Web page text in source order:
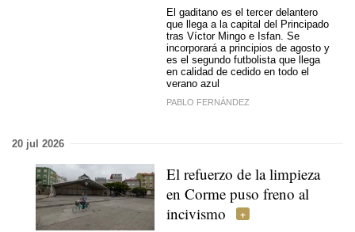
El gaditano es el tercer delantero
que llega a la capital del Principado
tras Víctor Mingo e Isfan. Se
incorporará a principios de agosto y
es el segundo futbolista que llega
en calidad de cedido en todo el
verano azul
PABLO FERNÁNDEZ
20 jul 2026
El refuerzo de la limpieza
en Corme puso freno al
incivismo